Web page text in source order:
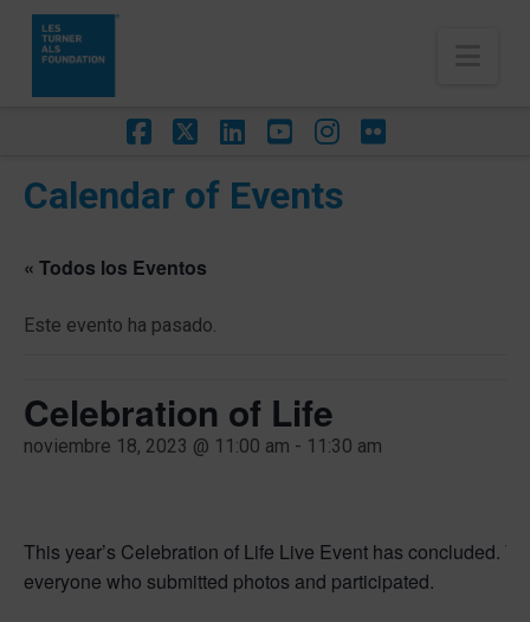
Calendar of Events
« Todos los Eventos
Este evento ha pasado.
Celebration of Life
noviembre 18, 2023 @ 11:00 am - 11:30 am
This year’s Celebration of Life Live Event has concluded.
everyone who submitted photos and participated.